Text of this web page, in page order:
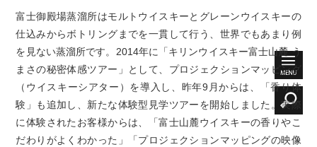
富士御殿場蒸溜所はモルトウイスキーとグレーンウイスキーの
仕込みからボトリングまでを一貫して行う、世界でもあまり例
を見ない蒸溜所です。2014年に「キリンウイスキー富士山麓 う
まさの秘密体感ツアー」として、プロジェクションマッピング
（ウイスキーシアター）を導入し、昨年9月からは、「香り体
験」も追加し、新たな体験型見学ツアーを開始しました。実際
に体験されたお客様からは、「富士山麓ウイスキーの香りやこ
だわりがよくわかった」「プロジェクションマッピングの映像